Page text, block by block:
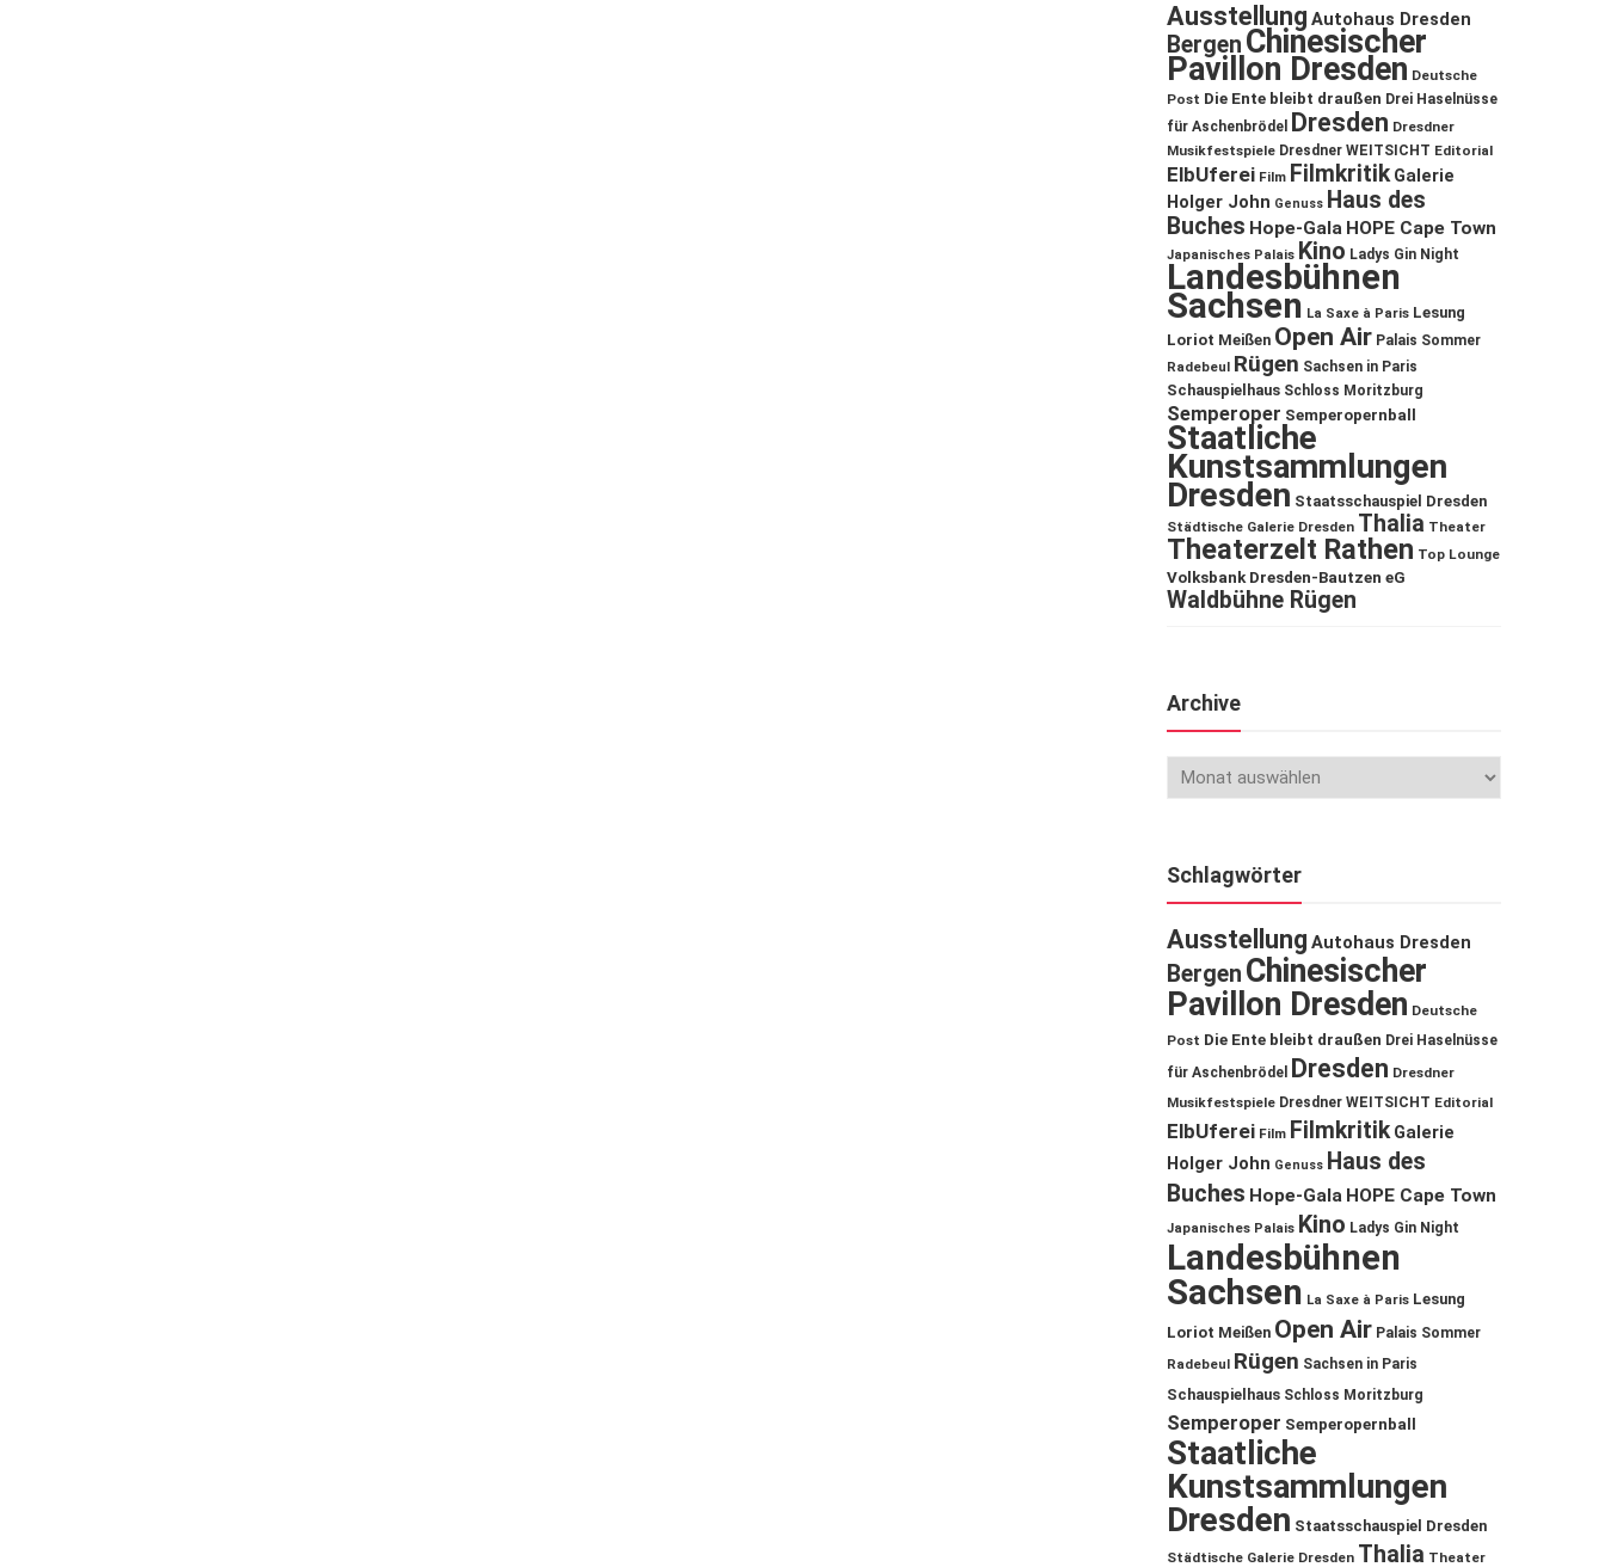
Ausstellung Autohaus Dresden
Bergen Chinesischer
Pavillon Dresden Deutsche
Post Die Ente bleibt draußen Drei Haselnüsse
für Aschenbrödel
Dresden Dresdner
Musikfestspiele Dresdner WEITSICHT Editorial
ElbUferei Film Filmkritik Galerie
Holger John Genuss Haus des
Buches Hope-Gala HOPE Cape Town
Japanisches Palais Kino Ladys Gin Night
Landesbühnen
Sachsen La Saxe à Paris Lesung
Loriot Meißen Open Air Palais Sommer
Radebeul Rügen Sachsen in Paris
Schauspielhaus Schloss Moritzburg
Semperoper Semperopernball
Staatliche
Kunstsammlungen
Dresden Staatsschauspiel Dresden
Städtische Galerie Dresden Thalia Theater
Theaterzelt Rathen Top Lounge
Volksbank Dresden-Bautzen eG
Waldbühne Rügen
Archive
Schlagwörter
Ausstellung Autohaus Dresden
Bergen Chinesischer
Pavillon Dresden Deutsche
Post Die Ente bleibt draußen Drei Haselnüsse
für Aschenbrödel
Dresden Dresdner
Musikfestspiele Dresdner WEITSICHT Editorial
ElbUferei Film Filmkritik Galerie
Holger John Genuss Haus des
Buches Hope-Gala HOPE Cape Town
Japanisches Palais Kino Ladys Gin Night
Landesbühnen
Sachsen La Saxe à Paris Lesung
Loriot Meißen Open Air Palais Sommer
Radebeul Rügen Sachsen in Paris
Schauspielhaus Schloss Moritzburg
Semperoper Semperopernball
Staatliche
Kunstsammlungen
Dresden Staatsschauspiel Dresden
Städtische Galerie Dresden Thalia Theater